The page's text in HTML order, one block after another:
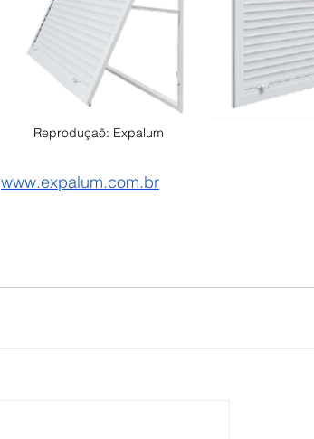
Reproduçaõ: Expalum
www.expalum.com.br